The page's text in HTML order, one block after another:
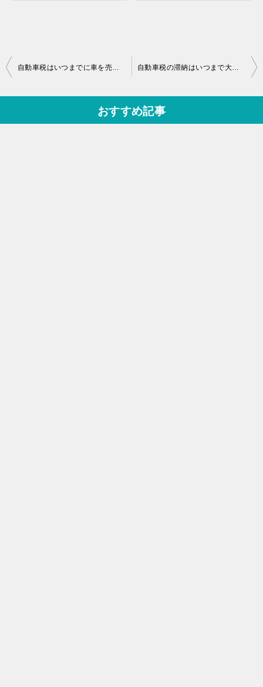
投
ビ
自動車税はいつまでに車を売ればかからない？廃車手続き完了日を確認 自動車税の滞納はいつまで大丈夫？差し押さえまでの流れと期間を確認
おすすめ記事